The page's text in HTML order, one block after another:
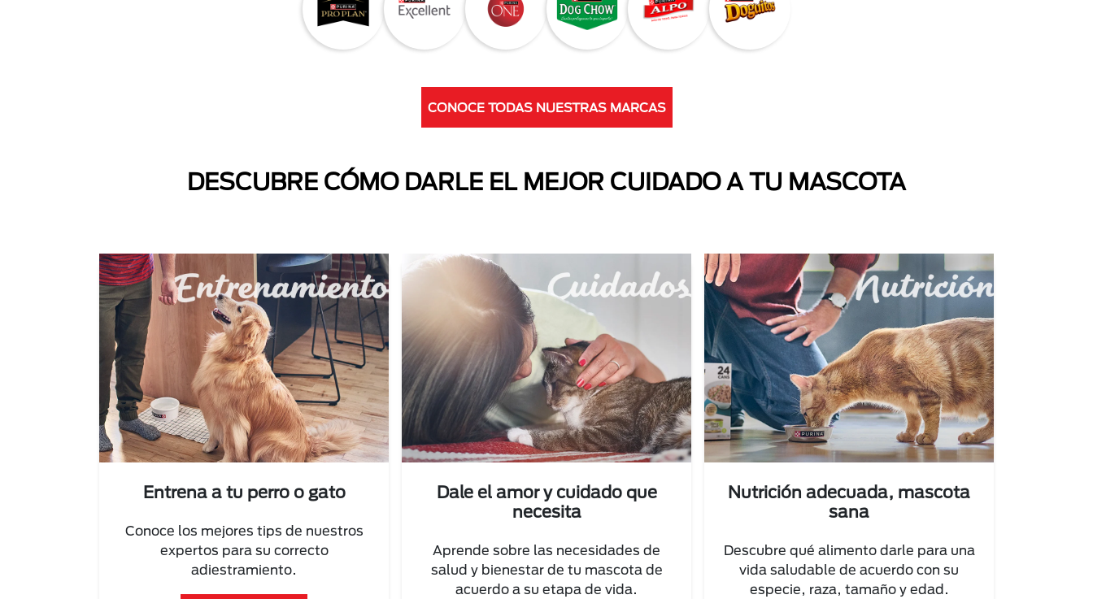
CONOCE TODAS NUESTRAS MARCAS
DESCUBRE CÓMO DARLE EL MEJOR CUIDADO A TU MASCOTA
Entrena a tu perro o gato
Conoce los mejores tips de nuestros
expertos para su correcto
adiestramiento.
Dale el amor y cuidado que
necesita
Aprende sobre las necesidades de
salud y bienestar de tu mascota de
acuerdo a su etapa de vida.
Nutrición adecuada, mascota
sana
Descubre qué alimento darle para una
vida saludable de acuerdo con su
especie, raza, tamaño y edad.